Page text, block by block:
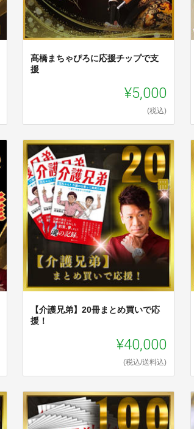
髙橋まちゃぴろに応援チップで支
援
¥5,000
(税込)
【介護兄弟】20冊まとめ買いで応
援！
¥40,000
(税込/送料込)